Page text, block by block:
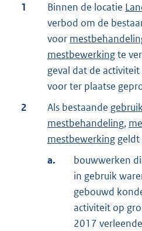
1
Binnen de locatie
verbod om de
voor
mestbewerkingte
geval dat de
voor ter plaatse
2
Als bestaande
mestbehandeling,
mestbewerking geldt
a.
bouwwerken
in gebruik
gebouwd
activiteit op
2017